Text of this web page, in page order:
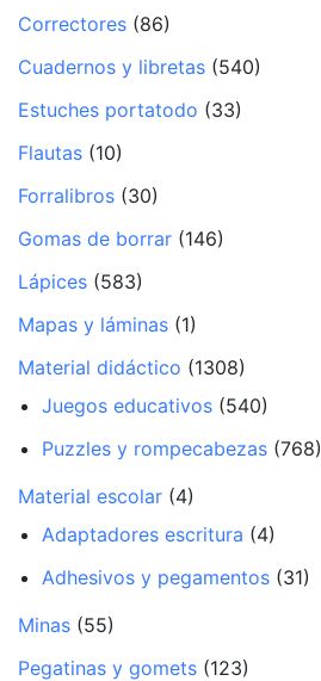
Correctores (86)
Cuadernos y libretas (540)
Estuches portatodo (33)
Flautas (10)
Forralibros (30)
Gomas de borrar (146)
Lápices (583)
Mapas y láminas (1)
Material didáctico (1308)
Juegos educativos (540)
Puzzles y rompecabezas (768)
Material escolar (4)
Adaptadores escritura (4)
Adhesivos y pegamentos (31)
Minas (55)
Pegatinas y gomets (123)